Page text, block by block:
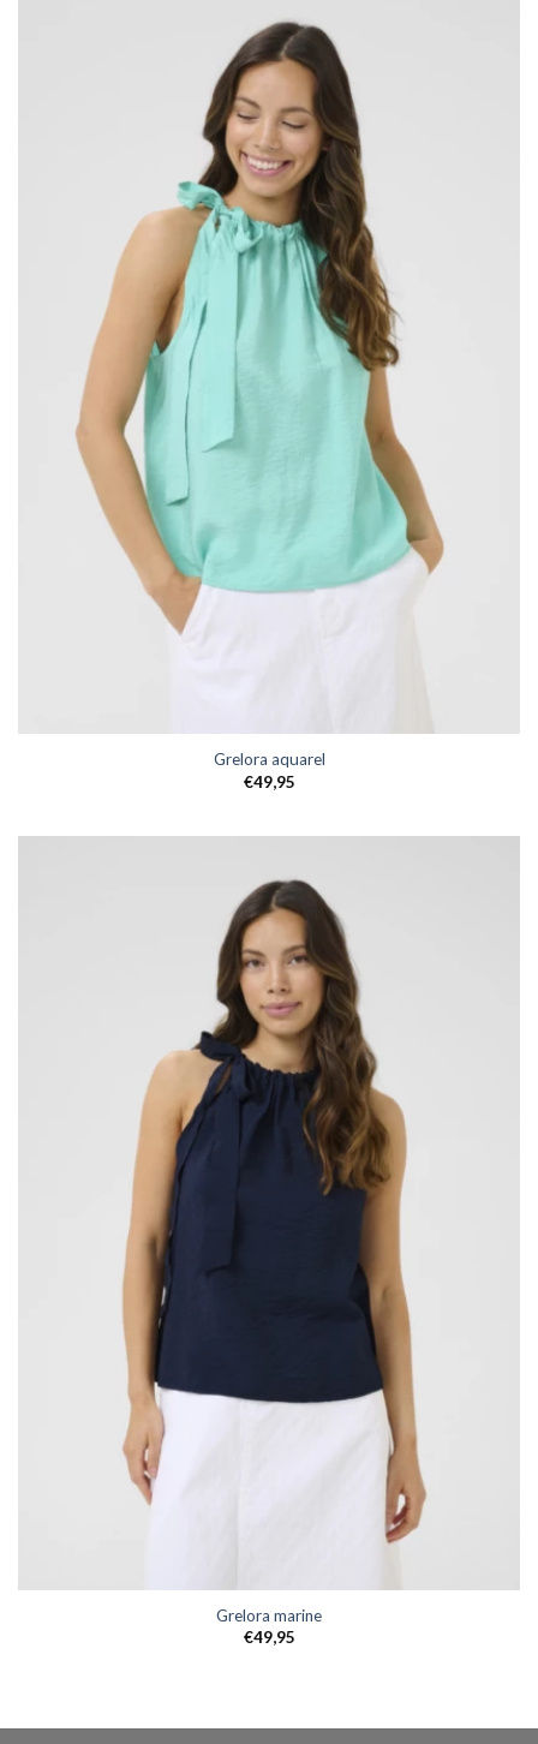
Grelora aquarel
€49,95
Grelora marine
€49,95